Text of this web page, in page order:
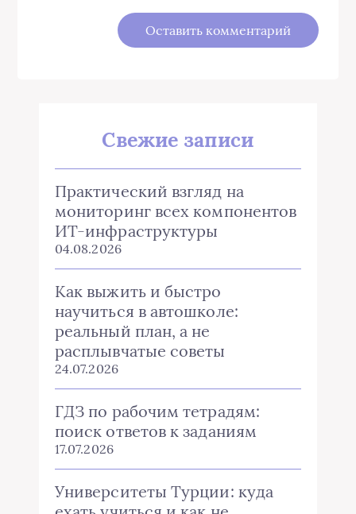
Свежие записи
Практический взгляд на
мониторинг всех компонентов
ИТ-инфраструктуры
04.08.2026
Как выжить и быстро
научиться в автошколе:
реальный план, а не
расплывчатые советы
24.07.2026
ГДЗ по рабочим тетрадям:
поиск ответов к заданиям
17.07.2026
Университеты Турции: куда